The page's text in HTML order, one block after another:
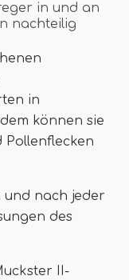
in und an
nachteilig
in
können sie
Pollenflecken
und nach jeder
des
II-